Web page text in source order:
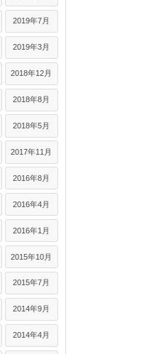
2019年7月
2019年3月
2018年12月
2018年8月
2018年5月
2017年11月
2016年8月
2016年4月
2016年1月
2015年10月
2015年7月
2014年9月
2014年4月